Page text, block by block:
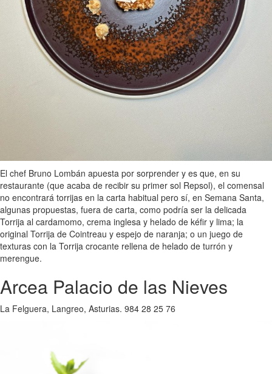
El chef Bruno Lombán apuesta por sorprender y es que, en su
restaurante (que acaba de recibir su primer sol Repsol), el comensal
no encontrará torrijas en la carta habitual pero sí, en Semana Santa,
algunas propuestas, fuera de carta, como podría ser la delicada
Torrija al cardamomo, crema inglesa y helado de kéfir y lima; la
original Torrija de Cointreau y espejo de naranja; o un juego de
texturas con la Torrija crocante rellena de helado de turrón y
merengue.
Arcea Palacio de las Nieves
La Felguera, Langreo, Asturias. 984 28 25 76